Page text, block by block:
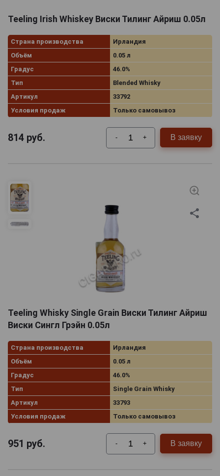
Teeling Irish Whiskey Виски Тилинг Айриш 0.05л
Страна производства
Ирландия
Объём
0.05 л
Градус
46.0%
Тип
Blended Whisky
Артикул
33792
Условия продаж
Только самовывоз
814 руб. - + В заявку
Teeling Whisky Single Grain Виски Тилинг Айриш
Виски Сингл Грэйн 0.05л
Страна производства
Ирландия
Объём
0.05 л
Градус
46.0%
Тип
Single Grain Whisky
Артикул
33793
Условия продаж
Только самовывоз
951 руб. - + В заявку